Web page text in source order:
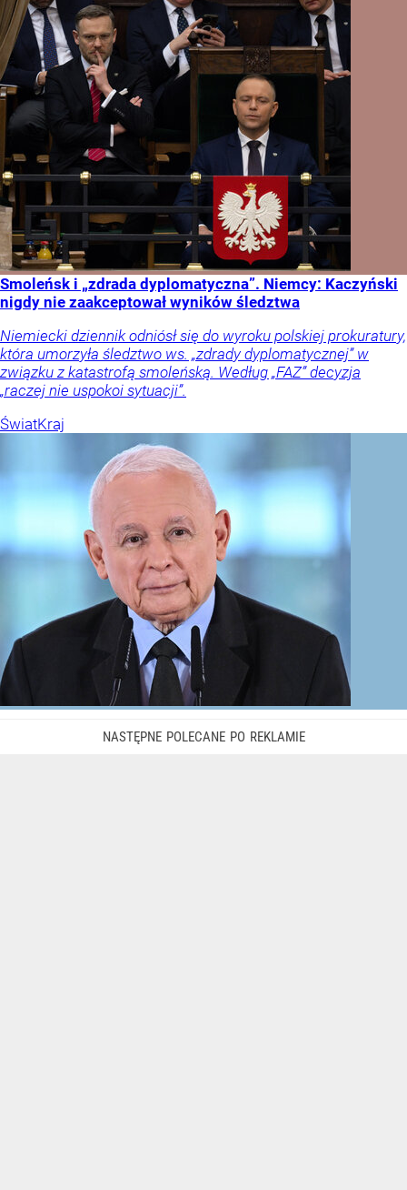
Smoleńsk i „zdrada dyplomatyczna”. Niemcy: Kaczyński
nigdy nie zaakceptował wyników śledztwa
Niemiecki dziennik odniósł się do wyroku polskiej prokuratury,
która umorzyła śledztwo ws. „zdrady dyplomatycznej” w
związku z katastrofą smoleńską. Według „FAZ” decyzja
„raczej nie uspokoi sytuacji”.
ŚwiatKraj